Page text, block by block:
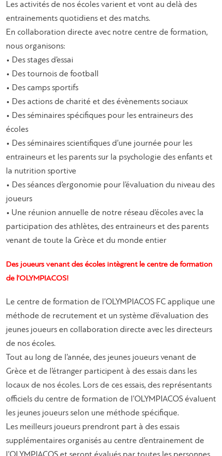
Les activités de nos écoles varient et vont au delà des
entrainements quotidiens et des matchs.
En collaboration directe avec notre centre de formation,
nous organisons:
• Des stages d’essai
• Des tournois de football
• Des camps sportifs
• Des actions de charité et des évènements sociaux
• Des séminaires spécifiques pour les entraineurs des
écoles
• Des séminaires scientifiques d’une journée pour les
entraineurs et les parents sur la psychologie des enfants et
la nutrition sportive
• Des séances d’ergonomie pour l’évaluation du niveau des
joueurs
• Une réunion annuelle de notre réseau d’écoles avec la
participation des athlètes, des entraineurs et des parents
venant de toute la Grèce et du monde entier
Des joueurs venant des écoles intègrent le centre de formation
de l’OLYMPIACOS!
Le centre de formation de l’OLYMPIACOS FC applique une
méthode de recrutement et un système d’évaluation des
jeunes joueurs en collaboration directe avec les directeurs
de nos écoles.
Tout au long de l’année, des jeunes joueurs venant de
Grèce et de l’étranger participent à des essais dans les
locaux de nos écoles. Lors de ces essais, des représentants
officiels du centre de formation de l’OLYMPIACOS évaluent
les jeunes joueurs selon une méthode spécifique.
Les meilleurs joueurs prendront part à des essais
supplémentaires organisés au centre d’entrainement de